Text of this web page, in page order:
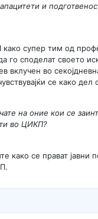
и
супер тим од
го споделат своето
вклучен во
се како дел
на оние кои се
во ЦИКП?
како се прават јавни